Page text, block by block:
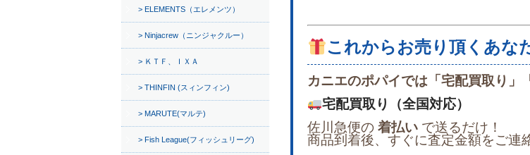
これからお売り頂くあな
カニエのポパイでは「宅配買取り」
宅配買取り（全国対応）
佐川急便の 着払い で送るだけ！
商品到着後、すぐに査定金額をご連
ELEMENTS（エレメンツ）
Ninjacrew（ニンジャクルー）
ＫＴＦ、ＩＸＡ
THINFIN (スィンフィン)
MARUTE(マルテ)
Fish League(フィッシュリーグ)